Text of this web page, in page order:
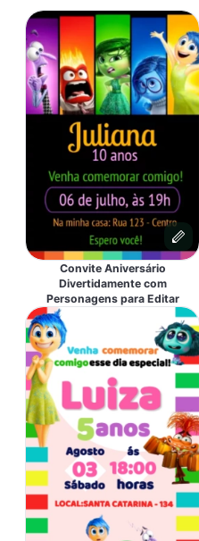
Convite Aniversário
Divertidamente com
Personagens para Editar